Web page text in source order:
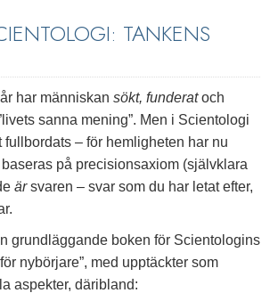
TANKENS
har människan sökt, funderatoch
sanna mening”. Men i Scientologi
fullbordats – för hemligheten har nu
baseras på precisionsaxiom (självklara
ärsvaren – svar som du har letat efter,
grundläggande boken för Scientologins
nybörjare”, med upptäckter som
aspekter, däribland: